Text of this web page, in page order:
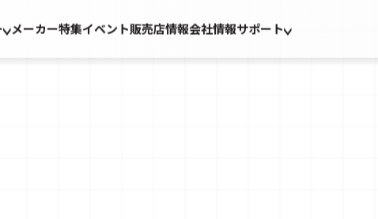
メーカー特集イベント販売店情報会社情報サポート